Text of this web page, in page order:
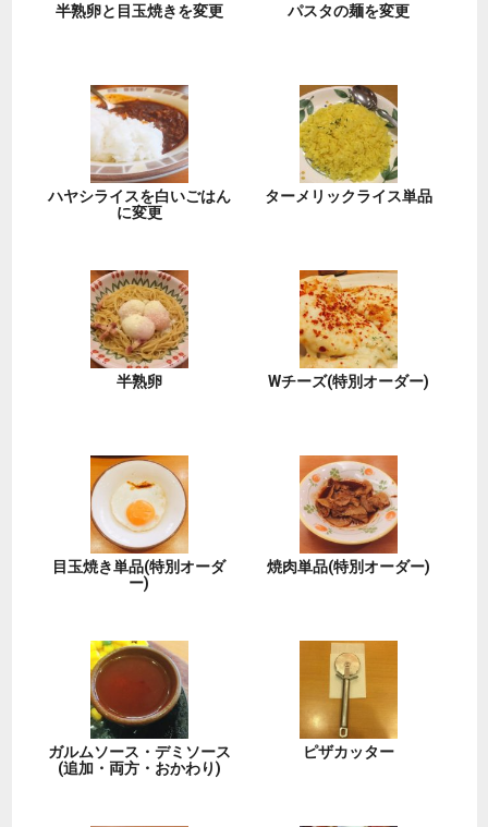
半熟卵と目玉焼きを変更 パスタの麺を変更
ハヤシライスを白いごはん
に変更
ターメリックライス単品
半熟卵 Wチーズ(特別オーダー)
目玉焼き単品(特別オーダ
ー)
焼肉単品(特別オーダー)
ガルムソース・デミソース
(追加・両方・おかわり)
ピザカッター